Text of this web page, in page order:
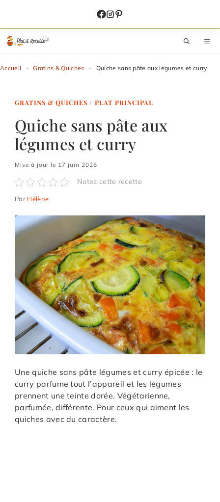
contenu
Accueil - Gratins & Quiches - Quiche sans pâte aux légumes et curry
GRATINS & QUICHES / PLAT PRINCIPAL
Quiche sans pâte aux
légumes et curry
Mise à jour le 17 juin 2026
Notez cette recette
Par Hélène
Une quiche sans pâte légumes et curry épicée : le
curry parfume tout l’appareil et les légumes
prennent une teinte dorée. Végétarienne,
parfumée, différente. Pour ceux qui aiment les
quiches avec du caractère.